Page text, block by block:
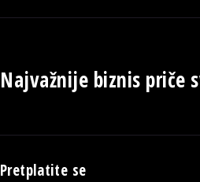
Najvažnije biznis priče
Pretplatite se